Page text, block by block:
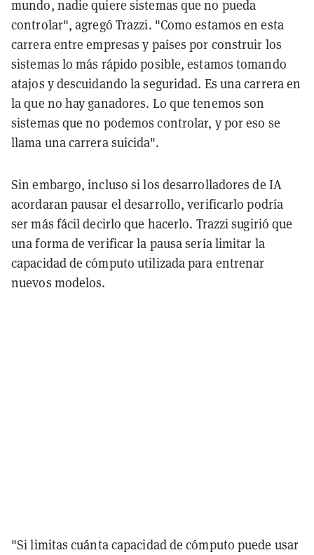
mundo, nadie quiere sistemas que no pueda
controlar", agregó Trazzi. "Como estamos en esta
carrera entre empresas y países por construir los
sistemas lo más rápido posible, estamos tomando
atajos y descuidando la seguridad. Es una carrera en
la que no hay ganadores. Lo que tenemos son
sistemas que no podemos controlar, y por eso se
llama una carrera suicida".
Sin embargo, incluso si los desarrolladores de IA
acordaran pausar el desarrollo, verificarlo podría
ser más fácil decirlo que hacerlo. Trazzi sugirió que
una forma de verificar la pausa sería limitar la
capacidad de cómputo utilizada para entrenar
nuevos modelos.
"Si limitas cuánta capacidad de cómputo puede usar